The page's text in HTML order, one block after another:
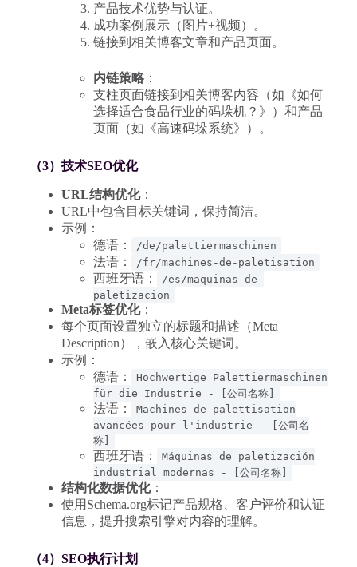
产品技术优势与认证。
成功案例展示（图片+视频）。
链接到相关博客文章和产品页面。
内链策略：
支柱页面链接到相关博客内容（如《如何
选择适合食品行业的码垛机？》）和产品
页面（如《高速码垛系统》）。
（3）技术SEO优化
URL结构优化：
URL中包含目标关键词，保持简洁。
示例：
德语：
/de/palettiermaschinen
法语： /fr/machines-de-paletisation
西班牙语：
/es/maquinas-de-
paletizacion
Meta标签优化：
每个页面设置独立的标题和描述（Meta
Description），嵌入核心关键词。
示例：
德语：
Hochwertige Palettiermaschinen
für die Industrie - [公司名称]
法语：
Machines de palettisation
avancées pour l'industrie - [公司名
称]
西班牙语：
Máquinas de paletización
industrial modernas - [公司名称]
结构化数据优化：
使用Schema.org标记产品规格、客户评价和认证
信息，提升搜索引擎对内容的理解。
（4）SEO执行计划